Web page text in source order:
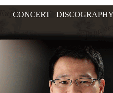
CONCERT DISCOGRAPHY